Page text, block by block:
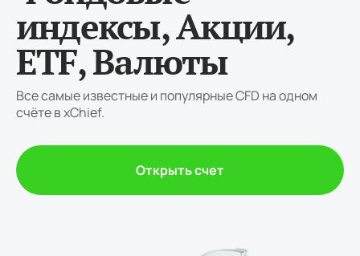
индексы, Акции,
ETF, Валюты
Все самые известные и популярные CFD на одном
счёте в xChief.
Открыть счет